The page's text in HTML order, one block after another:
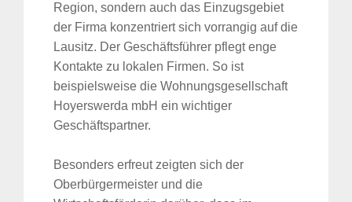
Region, sondern auch das Einzugsgebiet
der Firma konzentriert sich vorrangig auf die
Lausitz. Der Geschäftsführer pflegt enge
Kontakte zu lokalen Firmen. So ist
beispielsweise die Wohnungsgesellschaft
Hoyerswerda mbH ein wichtiger
Geschäftspartner.
Besonders erfreut zeigten sich der
Oberbürgermeister und die